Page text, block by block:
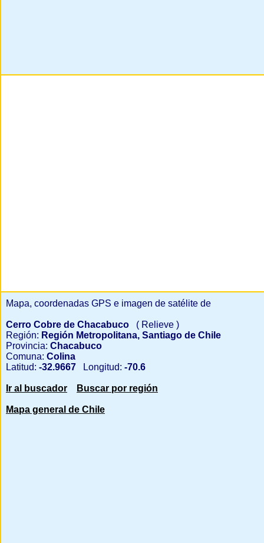
Mapa, coordenadas GPS e imagen de satélite de
Cerro Cobre de Chacabuco
( Relieve )
Región: Región Metropolitana, Santiago de Chile
Provincia: Chacabuco
Comuna: Colina
Latitud: -32.9667 Longitud: -70.6
Ir al buscador Buscar por región
Mapa general de Chile